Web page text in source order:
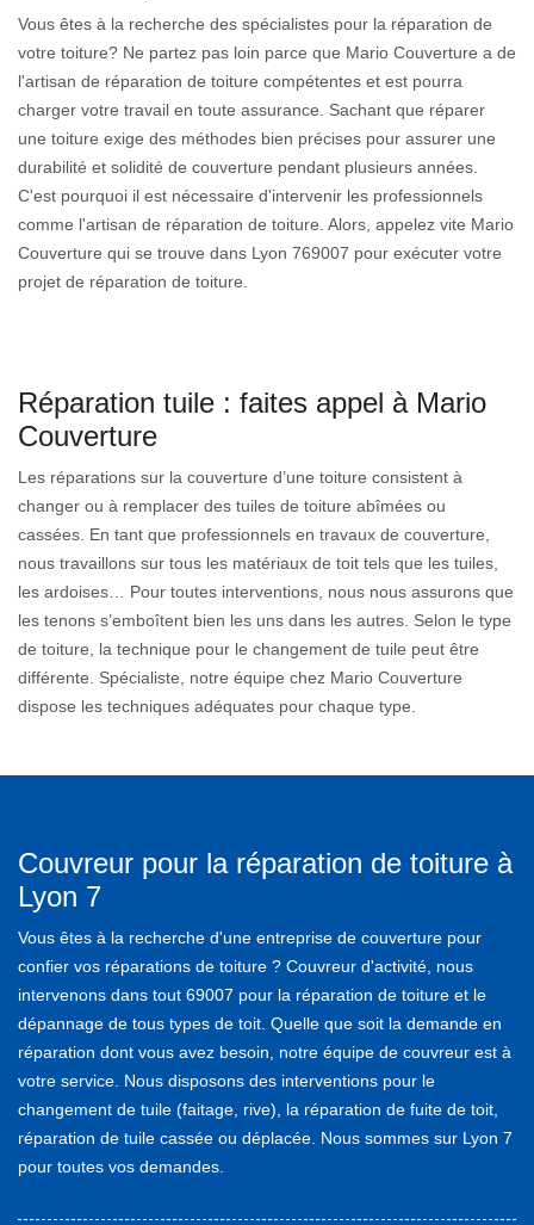
Vous êtes à la recherche des spécialistes pour la réparation de
votre toiture? Ne partez pas loin parce que Mario Couverture a de
l'artisan de réparation de toiture compétentes et est pourra
charger votre travail en toute assurance. Sachant que réparer
une toiture exige des méthodes bien précises pour assurer une
durabilité et solidité de couverture pendant plusieurs années.
C'est pourquoi il est nécessaire d'intervenir les professionnels
comme l'artisan de réparation de toiture. Alors, appelez vite Mario
Couverture qui se trouve dans Lyon 769007 pour exécuter votre
projet de réparation de toiture.
Réparation tuile : faites appel à Mario
Couverture
Les réparations sur la couverture d’une toiture consistent à
changer ou à remplacer des tuiles de toiture abîmées ou
cassées. En tant que professionnels en travaux de couverture,
nous travaillons sur tous les matériaux de toit tels que les tuiles,
les ardoises… Pour toutes interventions, nous nous assurons que
les tenons s’emboîtent bien les uns dans les autres. Selon le type
de toiture, la technique pour le changement de tuile peut être
différente. Spécialiste, notre équipe chez Mario Couverture
dispose les techniques adéquates pour chaque type.
Couvreur pour la réparation de toiture à
Lyon 7
Vous êtes à la recherche d'une entreprise de couverture pour
confier vos réparations de toiture ? Couvreur d'activité, nous
intervenons dans tout 69007 pour la réparation de toiture et le
dépannage de tous types de toit. Quelle que soit la demande en
réparation dont vous avez besoin, notre équipe de couvreur est à
votre service. Nous disposons des interventions pour le
changement de tuile (faitage, rive), la réparation de fuite de toit,
réparation de tuile cassée ou déplacée. Nous sommes sur Lyon 7
pour toutes vos demandes.